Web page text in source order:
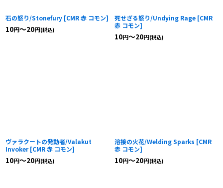
石の怒り/Stonefury [CMR 赤 コモン]
10円～20円(税込)
死せざる怒り/Undying Rage [CMR
赤 コモン]
10円～20円(税込)
ヴァラクートの発動者/Valakut
Invoker [CMR 赤 コモン]
10円～20円(税込)
溶接の火花/Welding Sparks [CMR
赤 コモン]
10円～20円(税込)